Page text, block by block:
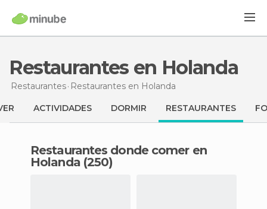
Restaurantes en Holanda
Restaurantes Restaurantes en Holanda
ACTIVIDADES DORMIR RESTAURANTES
Restaurantes donde comer en
Holanda (250)